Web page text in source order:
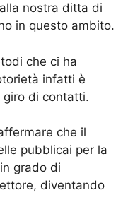
nostra ditta di
in questo ambito.
che ci ha
infatti è
giro di contatti.
che il
pubblicai per la
grado di
diventando